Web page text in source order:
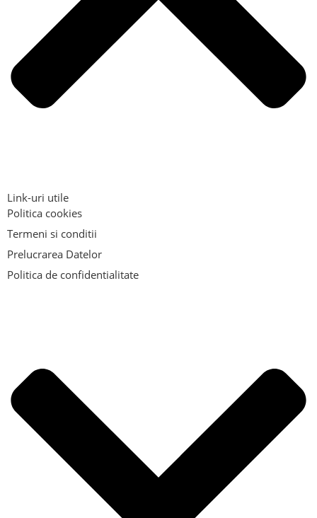
Link-uri utile
Politica cookies
Termeni si conditii
Prelucrarea Datelor
Politica de confidentialitate